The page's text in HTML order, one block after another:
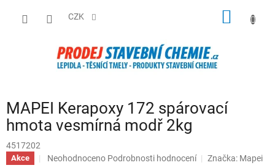
CZK
MAPEI Kerapoxy 172 spárovací
hmota vesmírná modř 2kg
4517202
Akce
Průměrné
Neohodnoceno Podrobnosti hodnocení Značka: Mapei